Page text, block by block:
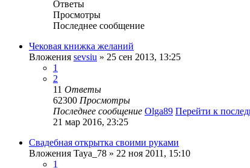
Ответы
Просмотры
Последнее сообщение
Чековая книжка желаний
Вложения sevsiu » 25 сен 2013, 13:25
1
2
11 Ответы
62300 Просмотры
Последнее сообщение Olga89 Перейти к
21 мар 2016, 23:25
Свадебная открытка своими руками
Вложения Taya_78 » 22 ноя 2011, 15:10
1